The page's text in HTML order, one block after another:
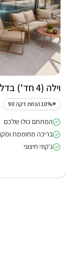
וילה (4 חד') בדלתון
10% הנחת דקה 90
המתחם כולו שלכם
ג'קוזי חיצוני